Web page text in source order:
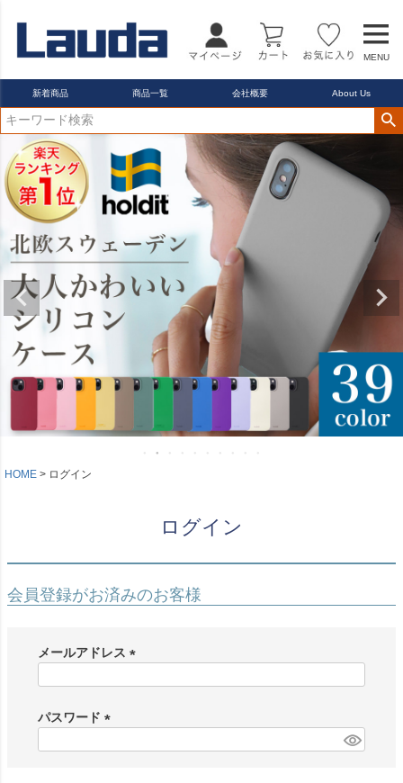
MENU
新着商品 商品一覧 会社概要 About Us
HOME ログイン
ログイン
会員登録がお済みのお客様
メールアドレス
)
パスワード